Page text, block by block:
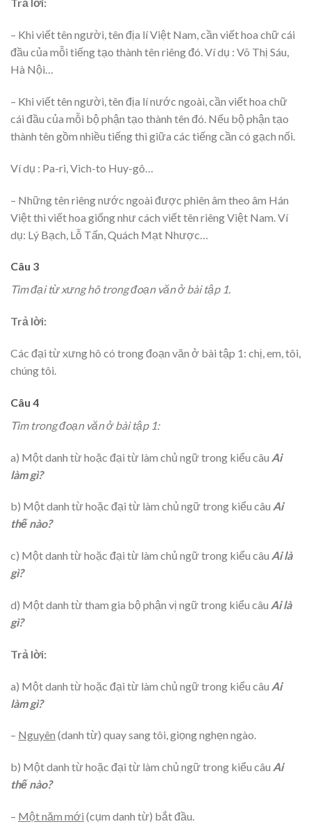
Trả lời:
– Khi viết tên người, tên địa lí Việt Nam, cần viết hoa chữ cái
đầu của mỗi tiếng tạo thành tên riêng đó. Ví dụ : Võ Thị Sáu,
Hà Nội…
– Khi viết tên người, tên địa lí nước ngoài, cần viết hoa chữ
cái đầu của mỗi bộ phận tạo thành tên đó. Nếu bộ phận tạo
thành tên gồm nhiều tiếng thì giữa các tiếng cần có gạch nối.
Ví dụ : Pa-ri, Vich-to Huy-gô…
– Những tên riêng nước ngoài được phiên âm theo âm Hán
Việt thì viết hoa giống như cách viết tên riêng Việt Nam. Ví
dụ: Lý Bạch, Lỗ Tấn, Quách Mạt Nhược…
Câu 3
Tìm đại từ xưng hô trong đoạn văn ở bài tập 1.
Trả lời:
Các đại từ xưng hô có trong đoạn văn ở bài tập 1: chị, em, tôi,
chúng tôi.
Câu 4
Tìm trong đoạn văn ở bài tập 1:
a) Một danh từ hoặc đại từ làm chủ ngữ trong kiểu câu Ai
làm gì?
b) Một danh từ hoặc đại từ làm chủ ngữ trong kiểu câu Ai
thế nào?
c) Một danh từ hoặc đại từ làm chủ ngữ trong kiểu câu Ai là
gì?
d) Một danh từ tham gia bộ phận vị ngữ trong kiểu câu Ai là
gì?
Trả lời:
a) Một danh từ hoặc đại từ làm chủ ngữ trong kiểu câu Ai
làm gì?
– Nguyên (danh từ) quay sang tôi, giọng nghẹn ngào.
b) Một danh từ hoặc đại từ làm chủ ngữ trong kiểu câu Ai
thế nào?
– Một năm mới (cụm danh từ) bắt đầu.